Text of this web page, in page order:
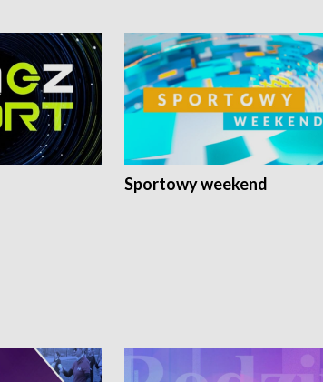
Sportowy weekend